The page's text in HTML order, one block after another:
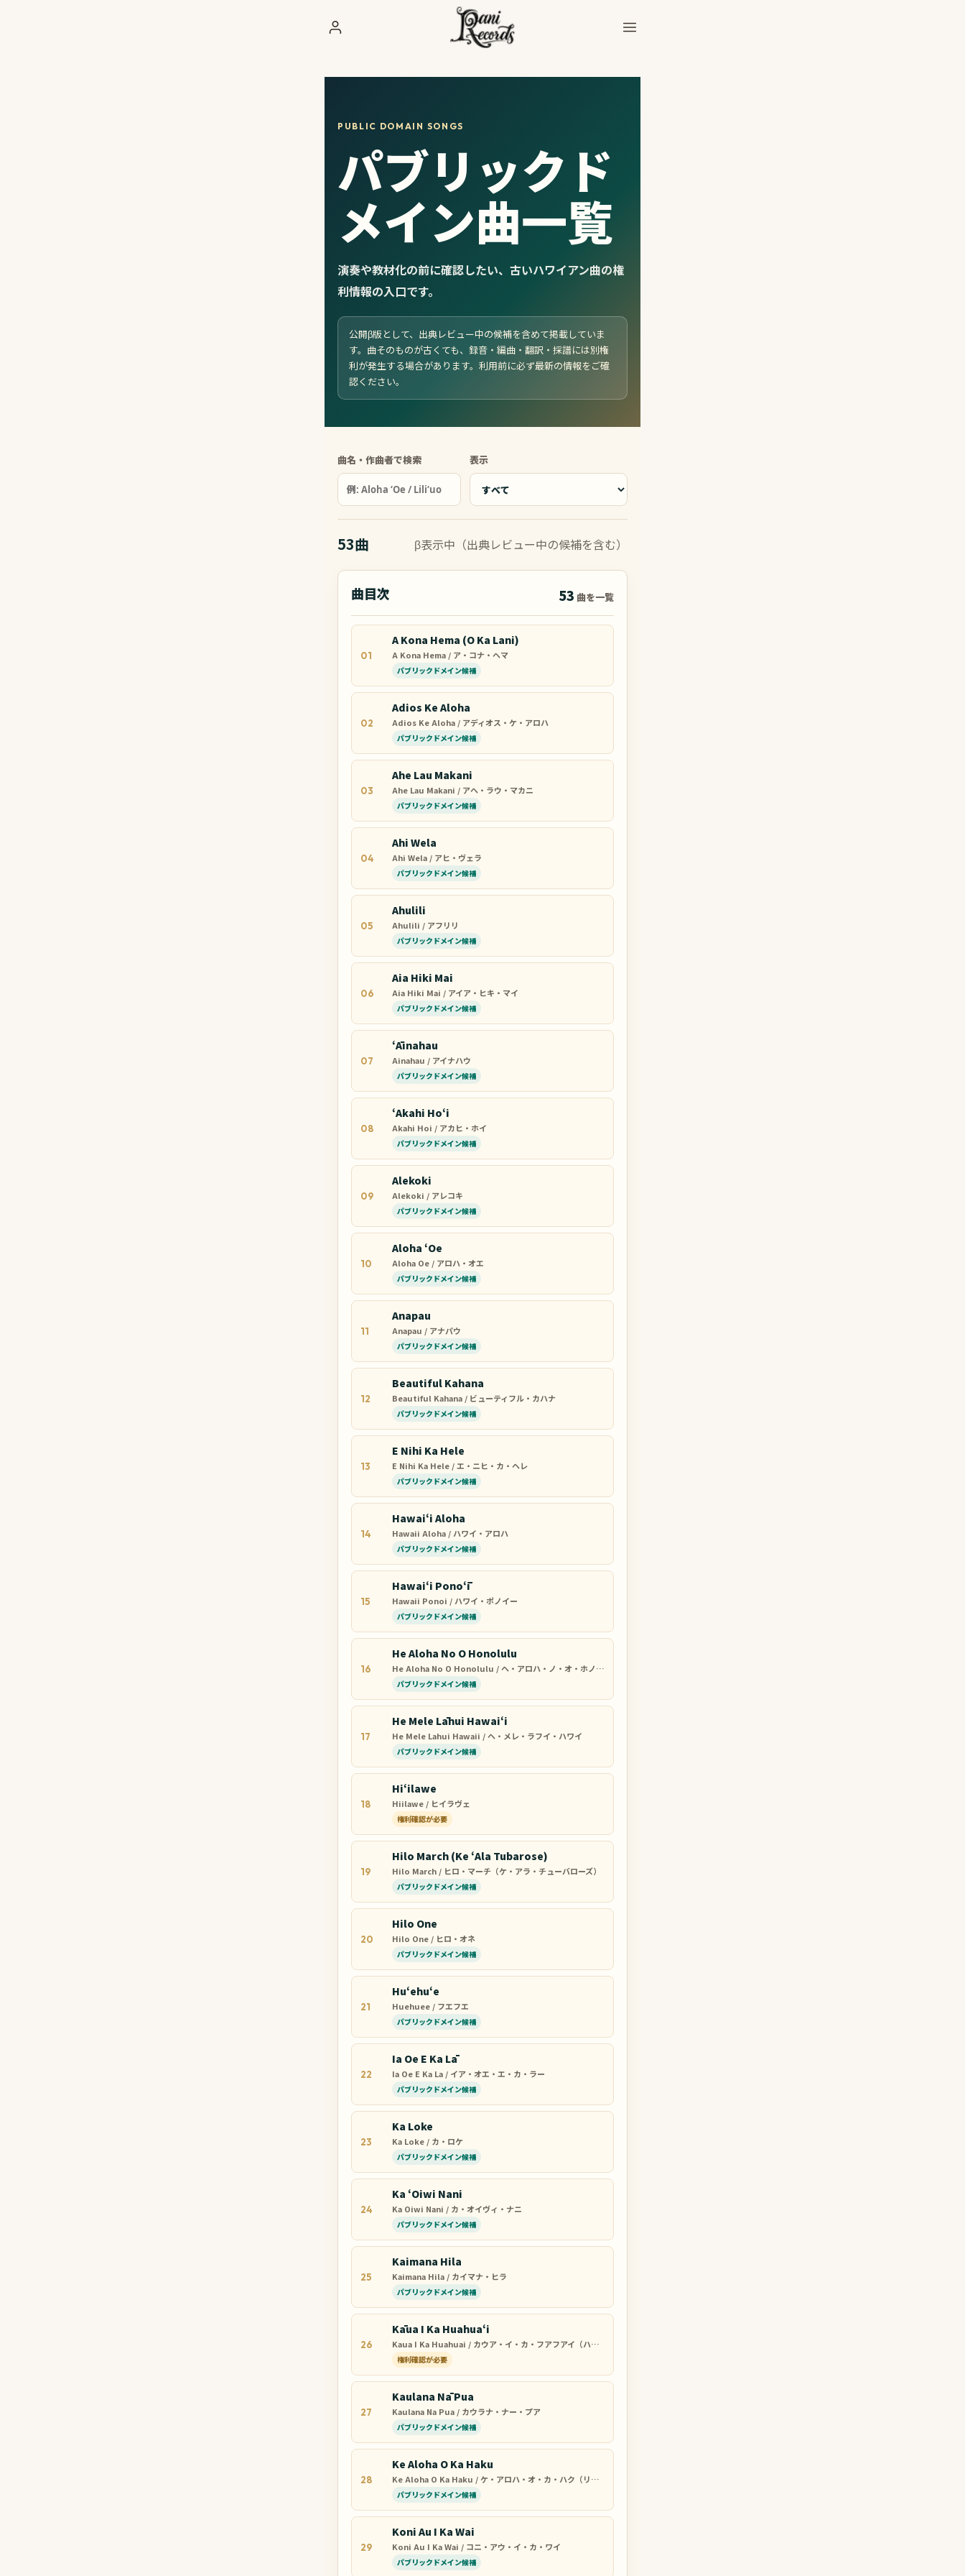
PUBLIC DOMAIN SONGS
パブリックド
メイン曲一覧
演奏や教材化の前に確認したい、古いハワイアン曲の権
利情報の入口です。
公開β版として、出典レビュー中の候補を含めて掲載していま
す。曲そのものが古くても、録音・編曲・翻訳・採譜には別権
利が発生する場合があります。利用前に必ず最新の情報をご確
認ください。
曲名・作曲者で検索 表示
53曲 β表示中（出典レビュー中の候補を含む）
曲目次 53 曲を一覧
01
A Kona Hema (O Ka Lani)
A Kona Hema / ア・コナ・ヘマ
パブリックドメイン候補
02
Adios Ke Aloha
Adios Ke Aloha / アディオス・ケ・アロハ
パブリックドメイン候補
03
Ahe Lau Makani
Ahe Lau Makani / アヘ・ラウ・マカニ
パブリックドメイン候補
04
Ahi Wela
Ahi Wela / アヒ・ヴェラ
パブリックドメイン候補
05
Ahulili
Ahulili / アフリリ
パブリックドメイン候補
06
Aia Hiki Mai
Aia Hiki Mai / アイア・ヒキ・マイ
パブリックドメイン候補
07
ʻĀinahau
Ainahau / アイナハウ
パブリックドメイン候補
08
ʻAkahi Hoʻi
Akahi Hoi / アカヒ・ホイ
パブリックドメイン候補
09
Alekoki
Alekoki / アレコキ
パブリックドメイン候補
10
Aloha ʻOe
Aloha Oe / アロハ・オエ
パブリックドメイン候補
11
Anapau
Anapau / アナパウ
パブリックドメイン候補
12
Beautiful Kahana
Beautiful Kahana / ビューティフル・カハナ
パブリックドメイン候補
13
E Nihi Ka Hele
E Nihi Ka Hele / エ・ニヒ・カ・ヘレ
パブリックドメイン候補
14
Hawaiʻi Aloha
Hawaii Aloha / ハワイ・アロハ
パブリックドメイン候補
15
Hawaiʻi Ponoʻī
Hawaii Ponoi / ハワイ・ポノイー
パブリックドメイン候補
16
He Aloha No O Honolulu
He Aloha No O Honolulu / ヘ・アロハ・ノ・オ・ホノルル
パブリックドメイン候補
17
He Mele Lāhui Hawaiʻi
He Mele Lahui Hawaii / ヘ・メレ・ラフイ・ハワイ
パブリックドメイン候補
18
Hiʻilawe
Hiilawe / ヒイラヴェ
権利確認が必要
19
Hilo March (Ke ʻAla Tubarose)
Hilo March / ヒロ・マーチ（ケ・アラ・チューバローズ）
パブリックドメイン候補
20
Hilo One
Hilo One / ヒロ・オネ
パブリックドメイン候補
21
Huʻehuʻe
Huehuee / フエフエ
パブリックドメイン候補
22
Ia Oe E Ka Lā
Ia Oe E Ka La / イア・オエ・エ・カ・ラー
パブリックドメイン候補
23
Ka Loke
Ka Loke / カ・ロケ
パブリックドメイン候補
24
Ka ʻOiwi Nani
Ka Oiwi Nani / カ・オイヴィ・ナニ
パブリックドメイン候補
25
Kaimana Hila
Kaimana Hila / カイマナ・ヒラ
パブリックドメイン候補
26
Kāua I Ka Huahuaʻi
Kaua I Ka Huahuai / カウア・イ・カ・フアフアイ（ハワイアン・ウォー・チャント）
権利確認が必要
27
Kaulana Nā Pua
Kaulana Na Pua / カウラナ・ナー・プア
パブリックドメイン候補
28
Ke Aloha O Ka Haku
Ke Aloha O Ka Haku / ケ・アロハ・オ・カ・ハク（リリウオカラニの祈り）
パブリックドメイン候補
29
Koni Au I Ka Wai
Koni Au I Ka Wai / コニ・アウ・イ・カ・ワイ
パブリックドメイン候補